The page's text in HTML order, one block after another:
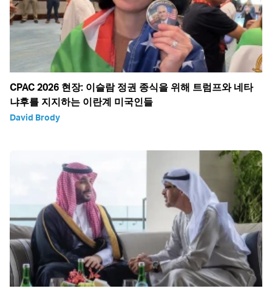
CPAC 2026 현장: 이슬람 정권 종식을 위해 트럼프와 네타
냐후를 지지하는 이란계 미국인들
David Brody